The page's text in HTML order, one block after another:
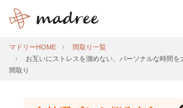
マドリーHOME
間取り一覧
お互いにストレスを溜めない、パーソナルな時間
間取り